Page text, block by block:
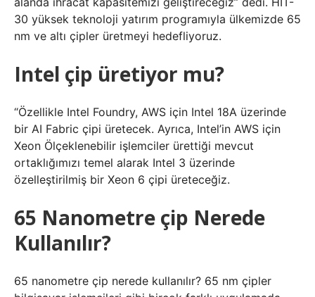
30 yüksek teknoloji yatırım programıyla ülkemizde 65
nm ve altı çipler üretmeyi hedefliyoruz.
Intel çip üretiyor mu?
“Özellikle Intel Foundry, AWS için Intel 18A üzerinde
bir AI Fabric çipi üretecek. Ayrıca, Intel’in AWS için
Xeon Ölçeklenebilir işlemciler ürettiği mevcut
ortaklığımızı temel alarak Intel 3 üzerinde
özelleştirilmiş bir Xeon 6 çipi üreteceğiz.
65 Nanometre çip Nerede
Kullanılır?
65 nanometre çip nerede kullanılır? 65 nm çipler